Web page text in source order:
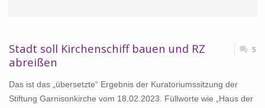
Stadt soll Kirchenschiff bauen und RZ
abreißen
5
Das ist das „übersetzte“ Ergebnis der Kuratoriumssitzung der
Stiftung Garnisonkirche vom 18.02.2023. Füllworte wie „Haus der